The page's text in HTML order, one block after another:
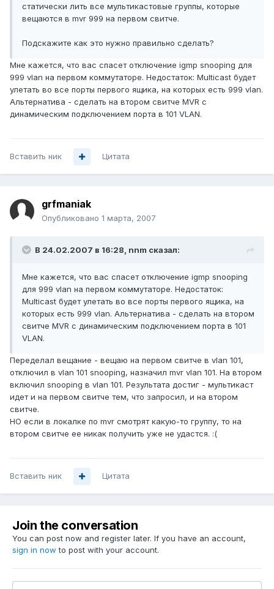
статически лить все мультикастовые группы, которые
вещаются в mvr 999 на первом свитче.
Подскажите как это нужно правильно сделать?
Мне кажется, что вас спасет отключение igmp snooping для
999 vlan на первом коммутаторе. Недостаток: Multicast будет
улетать во все порты первого ящика, на которых есть 999 vlan.
Альтернатива - сделать на втором свитче MVR с
динамическим подключением порта в 101 VLAN.
Вставить ник Цитата
grfmaniak
Опубликовано 1 марта, 2007
В 24.02.2007 в 16:28, nnm сказал:
Мне кажется, что вас спасет отключение igmp snooping
для 999 vlan на первом коммутаторе. Недостаток:
Multicast будет улетать во все порты первого ящика, на
которых есть 999 vlan. Альтернатива - сделать на втором
свитче MVR с динамическим подключением порта в 101
VLAN.
Переделал вещание - вещаю на первом свитче в vlan 101,
отключил в vlan 101 snooping, назначил mvr vlan 101. На втором
включил snooping в vlan 101. Результата достиг - мультикаст
идет и на первом свитче тем, что запросил, и на втором
свитче.
НО если в локалке по mvr смотрят какую-то группу, то на
втором свитче ее никак получить уже не удастся. :(
Вставить ник Цитата
Join the conversation
You can post now and register later. If you have an account,
sign in now to post with your account.